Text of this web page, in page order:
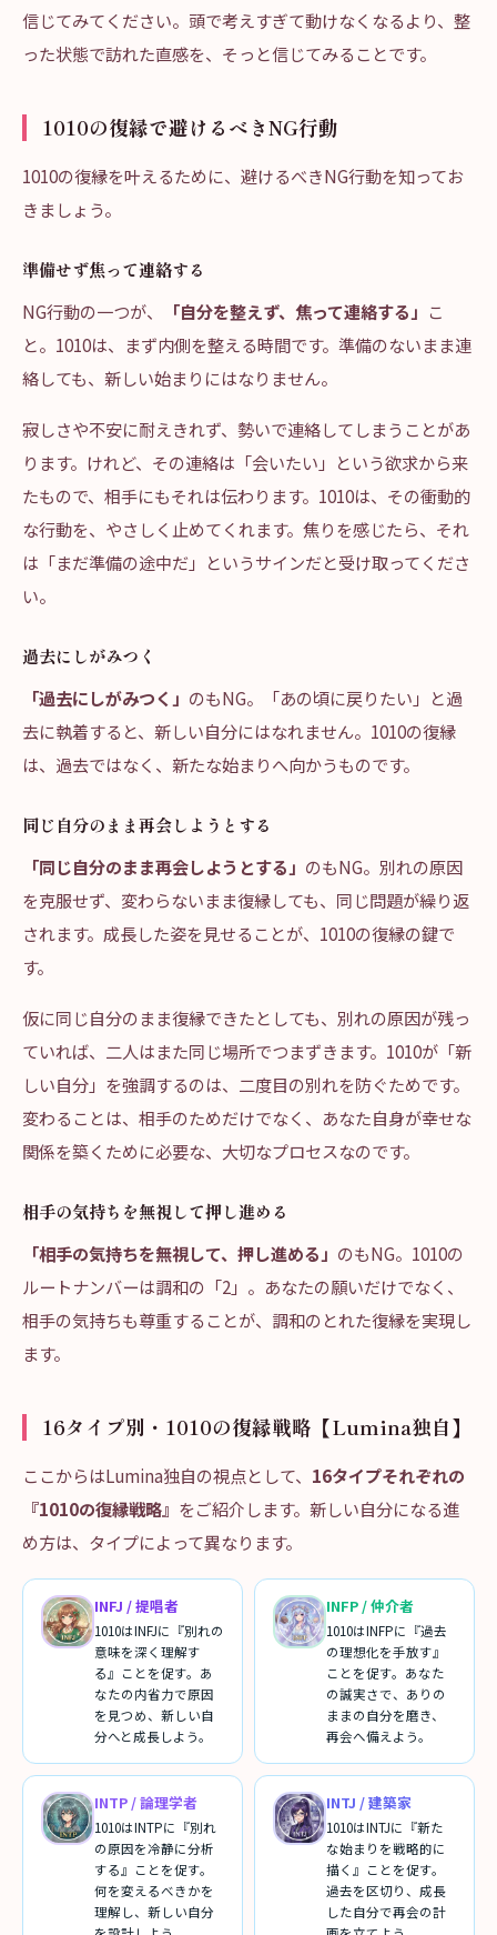
信じてみてください。頭で考えすぎて動けなくなるより、整
った状態で訪れた直感を、そっと信じてみることです。
1010の復縁で避けるべきNG行動
1010の復縁を叶えるために、避けるべきNG行動を知ってお
きましょう。
準備せず焦って連絡する
NG行動の一つが、
「自分を整えず、焦って連絡する」 こ
と。1010は、まず内側を整える時間です。準備のないまま連
絡しても、新しい始まりにはなりません。
寂しさや不安に耐えきれず、勢いで連絡してしまうことがあ
ります。けれど、その連絡は「会いたい」という欲求から来
たもので、相手にもそれは伝わります。1010は、その衝動的
な行動を、やさしく止めてくれます。焦りを感じたら、それ
は「まだ準備の途中だ」というサインだと受け取ってくださ
い。
過去にしがみつく
「過去にしがみつく」 のもNG。「あの頃に戻りたい」と過
去に執着すると、新しい自分にはなれません。1010の復縁
は、過去ではなく、新たな始まりへ向かうものです。
同じ自分のまま再会しようとする
「同じ自分のまま再会しようとする」 のもNG。別れの原因
を克服せず、変わらないまま復縁しても、同じ問題が繰り返
されます。成長した姿を見せることが、1010の復縁の鍵で
す。
仮に同じ自分のまま復縁できたとしても、別れの原因が残っ
ていれば、二人はまた同じ場所でつまずきます。1010が「新
しい自分」を強調するのは、二度目の別れを防ぐためです。
変わることは、相手のためだけでなく、あなた自身が幸せな
関係を築くために必要な、大切なプロセスなのです。
相手の気持ちを無視して押し進める
「相手の気持ちを無視して、押し進める」 のもNG。1010の
ルートナンバーは調和の「2」。あなたの願いだけでなく、
相手の気持ちも尊重することが、調和のとれた復縁を実現し
ます。
16タイプ別・1010の復縁戦略【Lumina独自】
ここからはLumina独自の視点として、 16タイプそれぞれの
『1010の復縁戦略』 をご紹介します。新しい自分になる進
め方は、タイプによって異なります。
INFJ /提唱者
1010はINFJに『別れの
意味を深く理解す
る』ことを促す。あ
なたの内省力で原因
を見つめ、新しい自
分へと成長しよう。
INFP/仲介者
1010はINFPに『過去
の理想化を手放す』
ことを促す。あなた
の誠実さで、ありの
ままの自分を磨き、
再会へ備えよう。
INTP/論理学者
1010はINTPに『別れ
の原因を冷静に分析
する』ことを促す。
何を変えるべきかを
理解し、新しい自分
INTJ /建築家
1010はINTJに『新た
な始まりを戦略的に
描く』ことを促す。
過去を区切り、成長
した自分で再会の計